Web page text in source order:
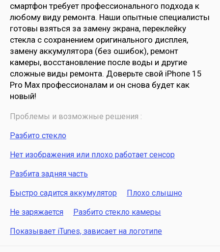
смартфон требует профессионального подхода к
любому виду ремонта. Наши опытные специалисты
готовы взяться за замену экрана, переклейку
стекла с сохранением оригинального дисплея,
замену аккумулятора (без ошибок), ремонт
камеры, восстановление после воды и другие
сложные виды ремонта. Доверьте свой iPhone 15
Pro Max профессионалам и он снова будет как
новый!
Проблемы и возможные решения :
Разбито стекло
Нет изображения или плохо работает сенсор
Разбита задняя часть
Быстро садится аккумулятор Плохо слышно
Не заряжается Разбито стекло камеры
Показывает iTunes, зависает на логотипе